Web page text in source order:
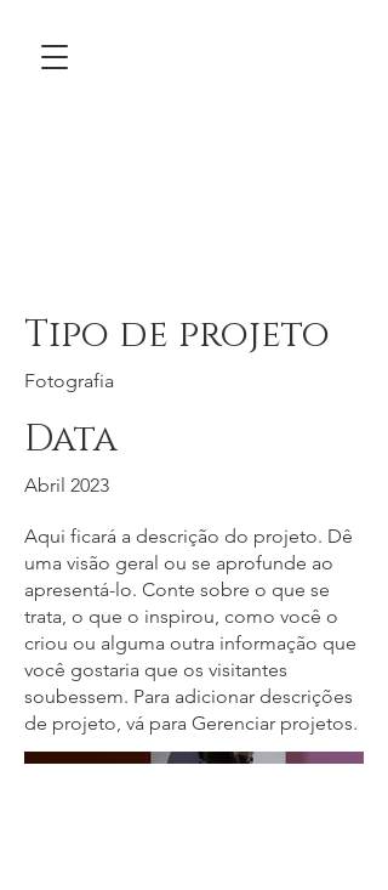
Tipo de projeto
Fotografia
Data
Abril 2023
Aqui ficará a descrição do projeto. Dê
uma visão geral ou se aprofunde ao
apresentá-lo. Conte sobre o que se
trata, o que o inspirou, como você o
criou ou alguma outra informação que
você gostaria que os visitantes
soubessem. Para adicionar descrições
de projeto, vá para Gerenciar projetos.